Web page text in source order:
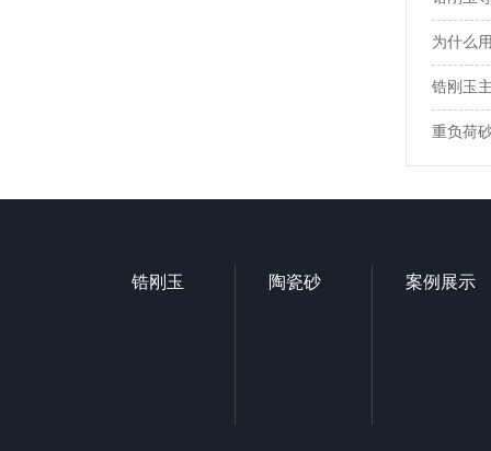
为什么
锆刚玉
重负荷
锆刚玉 陶瓷砂 案例展示